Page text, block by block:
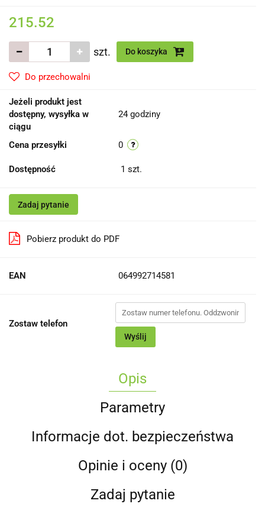
215.52
szt. Do koszyka
Do przechowalni
Jeżeli produkt jest
dostępny, wysyłka w
ciągu
24 godziny
Cena przesyłki 0
Dostępność 1 szt.
Zadaj pytanie
Pobierz produkt do PDF
EAN 064992714581
Zostaw telefon
Wyślij
Opis
Parametry
Informacje dot. bezpieczeństwa
Opinie i oceny (0)
Zadaj pytanie